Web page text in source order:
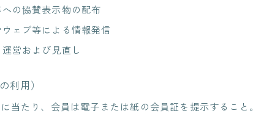
の協賛表示物の配布
ェブ等による情報発信
営および見直し
利用）
当たり、会員は電子または紙の会員証を提示すること。